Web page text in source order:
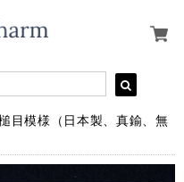
目模様（日本製、真鍮、無